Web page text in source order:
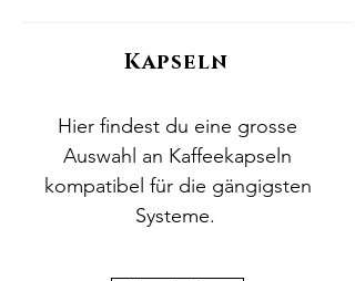
Kapseln
Hier findest du eine grosse
Auswahl an Kaffeekapseln
kompatibel für die gängigsten
Systeme.